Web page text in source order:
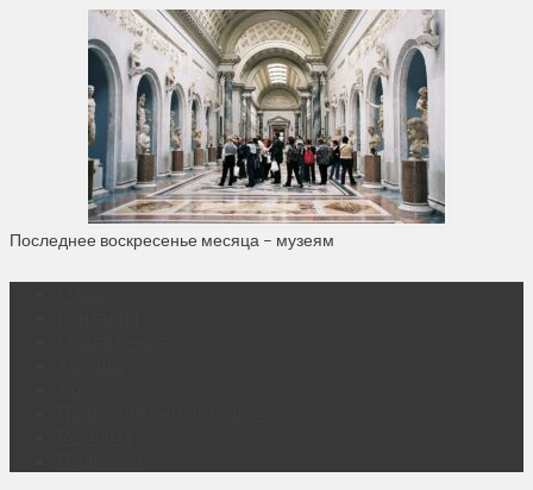
Последнее воскресенье месяца – музеям